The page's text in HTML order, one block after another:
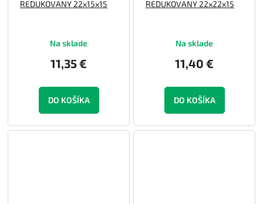
REDUKOVANY 22x15x15
Na sklade
11,35 €
DO KOŠÍKA
REDUKOVANY 22x22x15
Na sklade
11,40 €
DO KOŠÍKA